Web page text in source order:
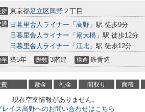
所 東京都足立区興野 ２丁目
通 日暮里舎人ライナー 「 高野 」駅 徒歩9分
日暮里舎人ライナー 「 扇大橋 」駅 徒歩12分
日暮里舎人ライナー 「 江北 」駅 徒歩12分
年 築5年 階数 3階建 構造 鉄骨造
敷金 礼金 間取り 面積
現在空室情報がありません。
レイス高野へのお問い合わせはこちら